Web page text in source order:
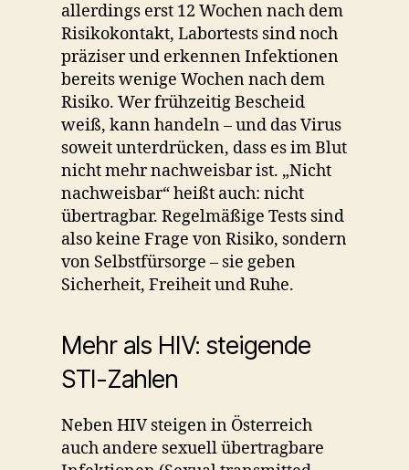
allerdings erst 12 Wochen nach dem
Risikokontakt, Labortests sind noch
präziser und erkennen Infektionen
bereits wenige Wochen nach dem
Risiko. Wer frühzeitig Bescheid
weiß, kann handeln – und das Virus
soweit unterdrücken, dass es im Blut
nicht mehr nachweisbar ist. „Nicht
nachweisbar“ heißt auch: nicht
übertragbar. Regelmäßige Tests sind
also keine Frage von Risiko, sondern
von Selbstfürsorge – sie geben
Sicherheit, Freiheit und Ruhe.
Mehr als HIV: steigende
STI-Zahlen
Neben HIV steigen in Österreich
auch andere sexuell übertragbare